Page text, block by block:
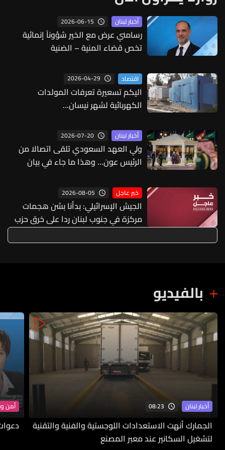
أخبار لبنان 2026-06-15
رسامني عرض مع الخير شؤوناً إنمائية
تخص قضاء المنية – الضنية
اقتصاد 2026-04-29
اليكم تسعيرة تعرفات المولدات
الكهربائية لشهر نيسان...
أخبار لبنان 2026-07-20
ولي العهد السعودي تلقى اتصالا من
الرئيس عون... وهذا ما جاء في بيان
خبر عاجل 2026-08-05
الجيش الإسرائيلي: بدأنا بشن هجمات
مركزة في جنوب لبنان ردا على خرق حزب
الله لوقف إطلاق النار
بالفيديو
أخبار لبنان 08:23
الجمارك أنهت الاستعدادات اللوجستية والفنية والتقنية
لتشغيل السكانير عند معبر المصنع
أمن